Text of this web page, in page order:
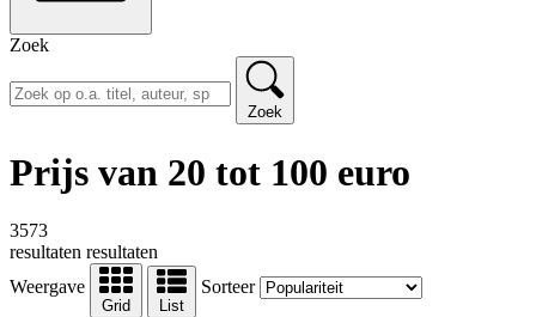
Zoek
Zoek
Prijs van 20 tot 100 euro
3573
resultaten resultaten
Weergave
Grid List
Sorteer